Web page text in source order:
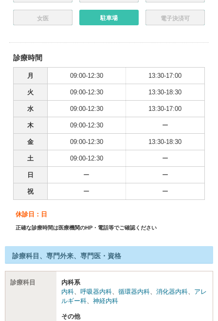
女医 駐車場 電子決済可
診療時間
月 09:00-12:30 13:30-17:00
火 09:00-12:30 13:30-18:30
水 09:00-12:30 13:30-17:00
木 09:00-12:30 ー
金 09:00-12:30 13:30-18:30
土 09:00-12:30 ー
日 ー ー
祝 ー ー
休診日：日
正確な診療時間は医療機関のHP・電話等でご確認ください
診療科目、専門外来、専門医・資格
診療科目
内科系
内科
呼吸器内科 循環器内科 消化器内科
アレ
ルギー科
神経内科
その他